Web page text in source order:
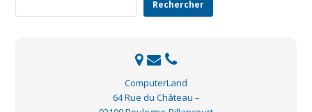
Rechercher
ComputerLand
64 Rue du Château –